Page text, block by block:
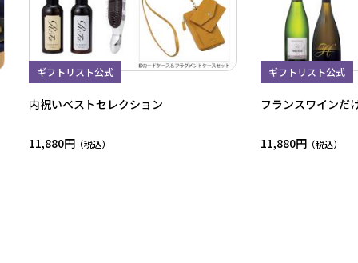
ギフトリスト公式
内祝いベストセレクション
11,880円
ギフトリスト公式
フランスワインだ
11,880円